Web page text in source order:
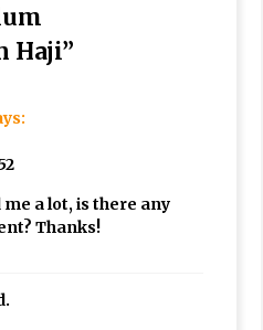
Haji”
a lot, is there any
Thanks!